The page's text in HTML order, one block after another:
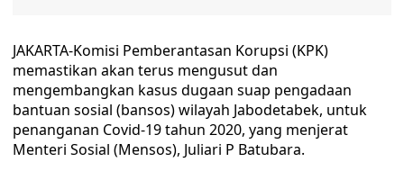
JAKARTA-Komisi Pemberantasan Korupsi (KPK)
memastikan akan terus mengusut dan
mengembangkan kasus dugaan suap pengadaan
bantuan sosial (bansos) wilayah Jabodetabek, untuk
penanganan Covid-19 tahun 2020, yang menjerat
Menteri Sosial (Mensos), Juliari P Batubara.